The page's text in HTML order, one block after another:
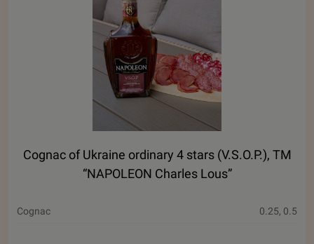
Cognac of Ukraine ordinary 4 stars (V.S.O.P.), ТМ
“NAPOLEON Charles Lous”
Cognac 0.25, 0.5